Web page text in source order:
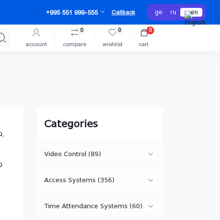
+995 551 999-555 Callback ge ru en
account compare
0
wishlist
0
cart
0
Categories
Video Control (89)
IP Cameras (15)
Specialized IP Cameras (3)
Access Systems (356)
Network Controllers (18)
Time Attendance Systems (60)